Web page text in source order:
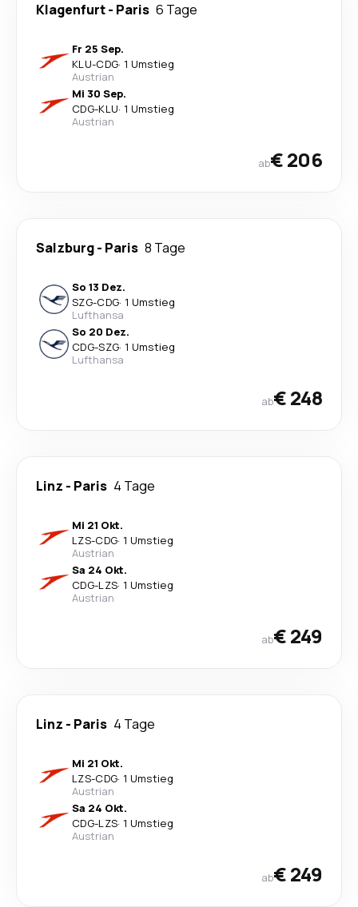
Klagenfurt- Paris 6 Tage
Fr 25 Sep.
KLU-CDG· 1 Umstieg
Austrian
Mi 30 Sep.
CDG-KLU· 1 Umstieg
Austrian
ab€ 206
Salzburg- Paris 8 Tage
So 13 Dez.
SZG-CDG· 1 Umstieg
Lufthansa
So 20 Dez.
CDG-SZG· 1 Umstieg
Lufthansa
ab€ 248
Linz - Paris 4 Tage
Mi 21 Okt.
LZS-CDG· 1 Umstieg
Austrian
Sa 24 Okt.
CDG-LZS· 1 Umstieg
Austrian
ab€ 249
Linz - Paris 4 Tage
Mi 21 Okt.
LZS-CDG· 1 Umstieg
Austrian
Sa 24 Okt.
CDG-LZS· 1 Umstieg
Austrian
ab€ 249